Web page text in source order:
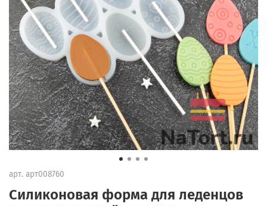
арт. арт008760
Силиконовая форма для леденцов